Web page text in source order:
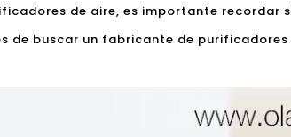
de aire, es importante recordar
de buscar un fabricante de purificadores